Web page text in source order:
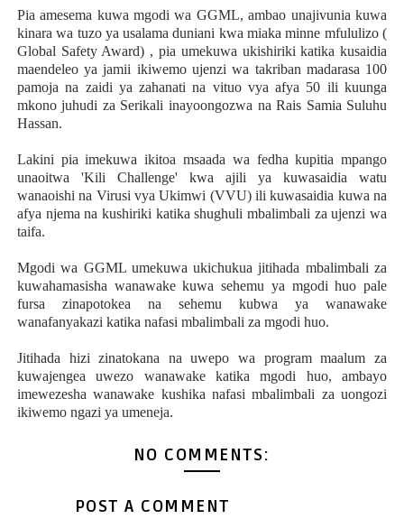
Pia amesema kuwa mgodi wa GGML, ambao unajivunia kuwa
kinara wa tuzo ya usalama duniani kwa miaka minne mfululizo (
Global Safety Award) , pia umekuwa ukishiriki katika kusaidia
maendeleo ya jamii ikiwemo ujenzi wa takriban madarasa 100
pamoja na zaidi ya zahanati na vituo vya afya 50 ili kuunga
mkono juhudi za Serikali inayoongozwa na Rais Samia Suluhu
Hassan.
Lakini pia imekuwa ikitoa msaada wa fedha kupitia mpango
unaoitwa 'Kili Challenge' kwa ajili ya kuwasaidia watu
wanaoishi na Virusi vya Ukimwi (VVU) ili kuwasaidia kuwa na
afya njema na kushiriki katika shughuli mbalimbali za ujenzi wa
taifa.
Mgodi wa GGML umekuwa ukichukua jitihada mbalimbali za
kuwahamasisha wanawake kuwa sehemu ya mgodi huo pale
fursa zinapotokea na sehemu kubwa ya wanawake
wanafanyakazi katika nafasi mbalimbali za mgodi huo.
Jitihada hizi zinatokana na uwepo wa program maalum za
kuwajengea uwezo wanawake katika mgodi huo, ambayo
imewezesha wanawake kushika nafasi mbalimbali za uongozi
ikiwemo ngazi ya umeneja.
NO COMMENTS:
POST A COMMENT